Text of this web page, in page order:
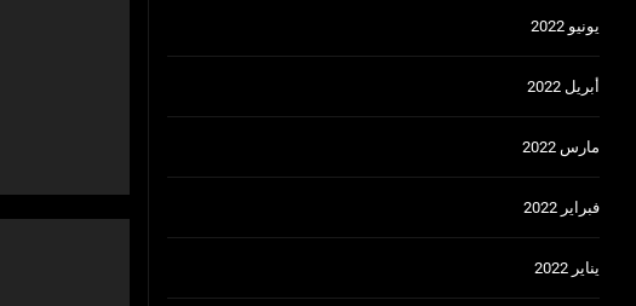
يونيو 2022
أبريل 2022
مارس 2022
فبراير 2022
يناير 2022